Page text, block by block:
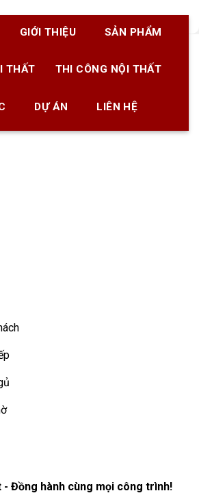
GIỚI THIỆU SẢN PHẨM
THẤT THI CÔNG NỘI THẤT
DỰ ÁN LIÊN HỆ
- Đồng hành cùng mọi công trình!